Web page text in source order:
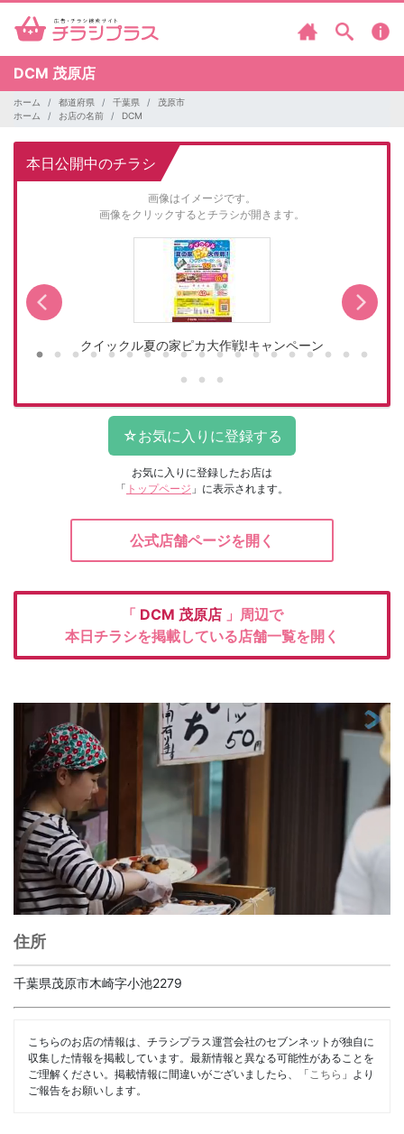
DCM 茂原店
ホーム 都道府県 千葉県
茂原市
ホーム
お店の名前 DCM
本日公開中のチラシ
画像はイメージです。
画像をクリックするとチラシが開きます。
クイックル夏の家ピカ大作戦!キャンペーン
お気に入りに登録したお店は
「 トップページ 」に表示されます。
公式店舗ページを開く
「 DCM 茂原店 」周辺で
本日チラシを掲載している店舗一覧を開く
住所
千葉県茂原市木崎字小池2279
こちらのお店の情報は、チラシプラス運営会社のセブンネットが独自に
収集した情報を掲載しています。最新情報と異なる可能性があることを
ご理解ください。掲載情報に間違いがございましたら、「 こちら 」より
ご報告をお願いします。